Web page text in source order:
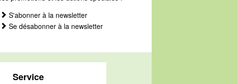
S'abonner à la newsletter
Se désabonner à la newsletter
Service